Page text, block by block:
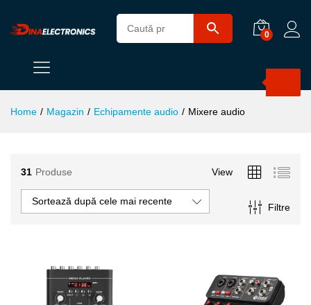
0
Home / Magazin / Echipamente audio / Mixere audio
31 Produse View
Filtre
Sortează după cele mai recente